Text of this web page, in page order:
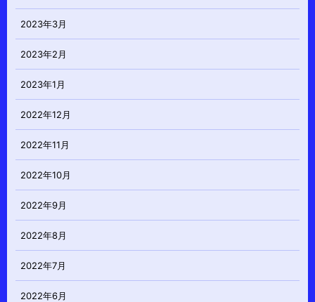
2023年3月
2023年2月
2023年1月
2022年12月
2022年11月
2022年10月
2022年9月
2022年8月
2022年7月
2022年6月